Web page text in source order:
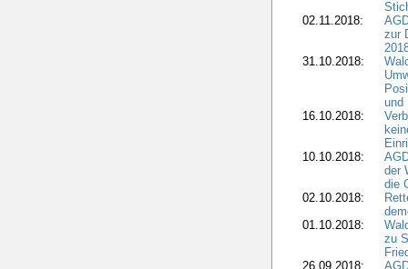
02.11.2018:
zur
31.10.2018:
und
16.10.2018:
10.10.2018:
der
die
02.10.2018:
01.10.2018:
zu
26.09.2018: